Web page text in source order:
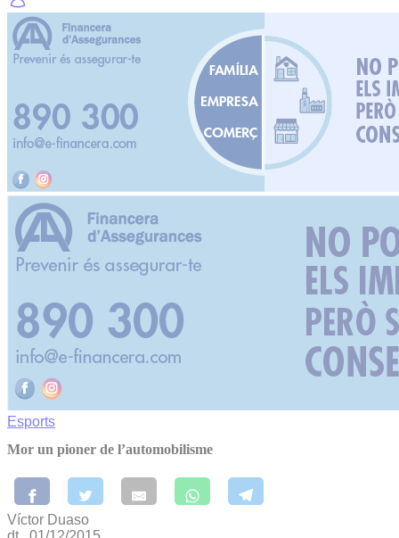
Esports
Mor un pioner de l’automobilisme
Víctor Duaso